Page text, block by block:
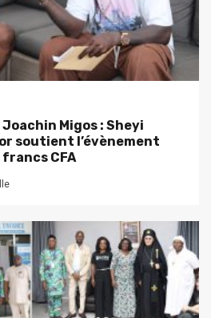
Migos : Sheyi
soutient l’évènement
CFA